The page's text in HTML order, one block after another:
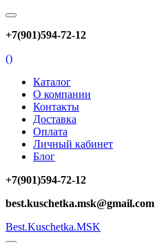
+7(901)594-72-12
()
Каталог
О компании
Контакты
Доставка
Оплата
Личный кабинет
Блог
+7(901)594-72-12
best.kuschetka.msk@gmail.com
Best.Kuschetka.MSK